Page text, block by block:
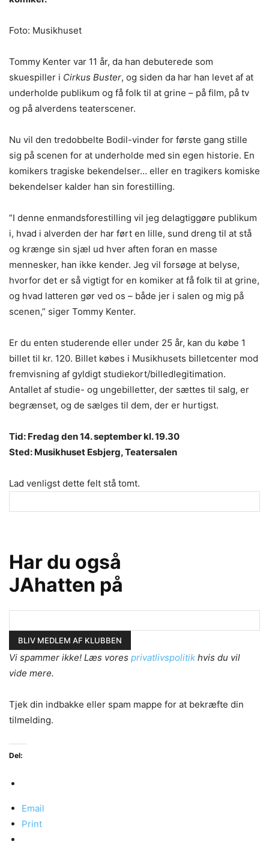
Foto: Musikhuset
Tommy Kenter var 11 år, da han debuterede som
skuespiller i Cirkus Buster, og siden da har han levet af at
underholde publikum og få folk til at grine – på film, på tv
og på alverdens teaterscener.
Nu vil den tredobbelte Bodil-vinder for første gang stille
sig på scenen for at underholde med sin egen historie. En
komikers tragiske bekendelser… eller en tragikers komiske
bekendelser kalder han sin forestilling.
”I denne enmandsforestilling vil jeg delagtiggøre publikum
i, hvad i alverden der har ført en lille, sund dreng til at stå
og krænge sin sjæl ud hver aften foran en masse
mennesker, han ikke kender. Jeg vil forsøge at belyse,
hvorfor det er så vigtigt for en komiker at få folk til at grine,
og hvad latteren gør ved os – både jer i salen og mig på
scenen,” siger Tommy Kenter.
Er du enten studerende eller under 25 år, kan du købe 1
billet til kr. 120. Billet købes i Musikhusets billetcenter mod
fremvisning af gyldigt studiekort/billedlegitimation.
Antallet af studie- og ungebilletter, der sættes til salg, er
begrænset, og de sælges til dem, der er hurtigst.
Tid: Fredag den 14. september kl. 19.30
Sted: Musikhuset Esbjerg, Teatersalen
Lad venligst dette felt stå tomt.
Har du også
JAhatten på
Vi spammer ikke! Læs vores privatlivspolitik hvis du vil
vide mere.
Tjek din indbakke eller spam mappe for at bekræfte din
tilmelding.
Del:
Email
Print